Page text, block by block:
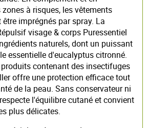
à risques, les vêtements
imprégnés par spray. La
visage & corps Puressentiel
naturels, dont un puissant
essentielle d'eucalyptus citronné.
contenant des insectifuges
offre une protection efficace tout
de la peau. Sans conservateur ni
l'équilibre cutané et convient
plus délicates.